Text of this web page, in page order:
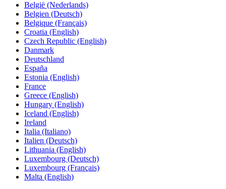
België (Nederlands)
Belgien (Deutsch)
Belgique (Français)
Croatia (English)
Czech Republic (English)
Danmark
Deutschland
España
Estonia (English)
France
Greece (English)
Hungary (English)
Iceland (English)
Ireland
Italia (Italiano)
Italien (Deutsch)
Lithuania (English)
Luxembourg (Deutsch)
Luxembourg (Français)
Malta (English)